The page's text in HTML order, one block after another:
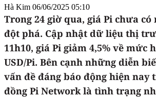
Hà Kim 06/06/2025 05:10
Trong 24 giờ qua, giá Pi chưa
đột phá. Cập nhật dữ liệu thị
11h10, giá Pi giảm 4,5% về mức
USD/Pi. Bên cạnh những diễn
vấn đề đáng báo động hiện nay
đồng Pi Network là tình trạng